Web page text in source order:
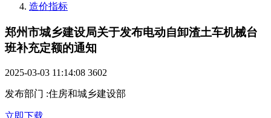
造价指标
郑州市城乡建设局关于发布电动自卸渣土车机械台
班补充定额的通知
2025-03-03 11:14:08 3602
发布部门 :住房和城乡建设部
立即下载